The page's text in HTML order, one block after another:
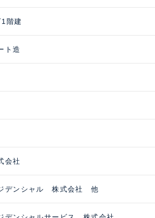
階建
ト造
会社
デンシャル 株式会社 他